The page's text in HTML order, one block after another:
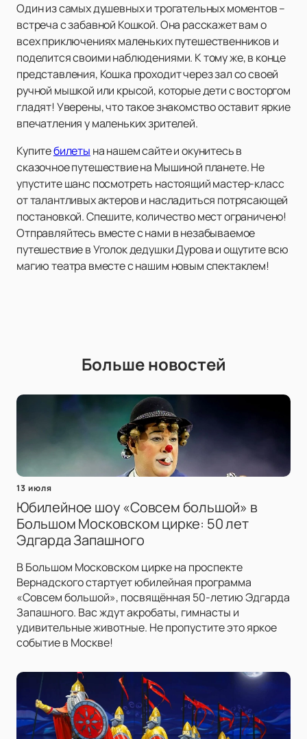
Один из самых душевных и трогательных моментов –
встреча с забавной Кошкой. Она расскажет вам о
всех приключениях маленьких путешественников и
поделится своими наблюдениями. К тому же, в конце
представления, Кошка проходит через зал со своей
ручной мышкой или крысой, которые дети с восторгом
гладят! Уверены, что такое знакомство оставит яркие
впечатления у маленьких зрителей.
Купитебилеты на нашем сайте и окунитесь в
сказочное путешествие на Мышиной планете. Не
упустите шанс посмотреть настоящий мастер-класс
от талантливых актеров и насладиться потрясающей
постановкой. Спешите, количество мест ограничено!
Отправляйтесь вместе с нами в незабываемое
путешествие в Уголок дедушки Дурова и ощутите всю
магию театра вместе с нашим новым спектаклем!
Больше новостей
13 июля
Юбилейное шоу «Совсем большой» в
Большом Московском цирке: 50 лет
Эдгарда Запашного
В Большом Московском цирке на проспекте
Вернадского стартует юбилейная программа
«Совсем большой», посвящённая 50-летию Эдгарда
Запашного. Вас ждут акробаты, гимнасты и
удивительные животные. Не пропустите это яркое
событие в Москве!